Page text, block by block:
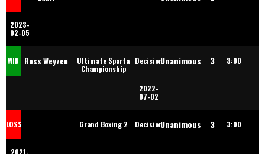
Mohammadi
2023-
02-05
WIN Ross Weyzen
Ultimate Sparta
Championship
DecisionUnanimous 3 3:00
2022-
07-02
LOSS Grand Boxing 2 DecisionUnanimous 3 3:00
2021-